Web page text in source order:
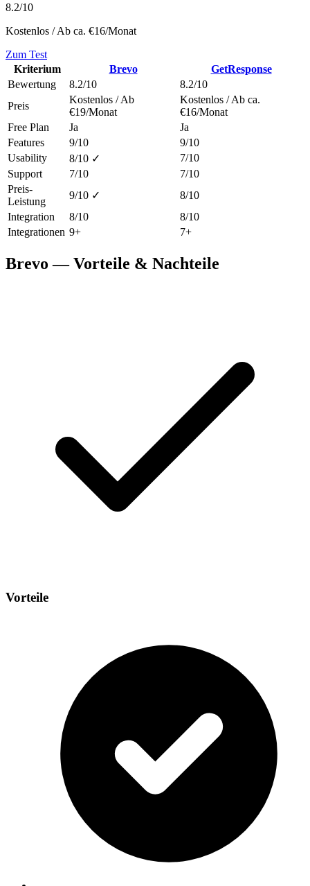
8.2/10
Kostenlos / Ab ca. €16/Monat
Zum Test
Kriterium
Brevo
GetResponse
Bewertung
8.2/10
8.2/10
Preis
Kostenlos / Ab
€19/Monat
Kostenlos / Ab ca.
€16/Monat
Free Plan
Ja
Ja
Features
9/10
9/10
Usability
8/10 ✓
7/10
Support
7/10
7/10
Preis-
Leistung
9/10 ✓
8/10
Integration
8/10
8/10
Integrationen 9+ 7+
Brevo — Vorteile & Nachteile
Vorteile